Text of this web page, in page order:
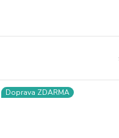
Doprava ZDARMA